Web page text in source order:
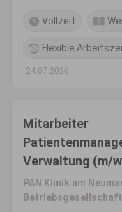
Vollzeit
Flexible
24.07.2026
Mitarbeiter
Verwaltung (m/
PAN Klinik am
Betriebsgesellschaft